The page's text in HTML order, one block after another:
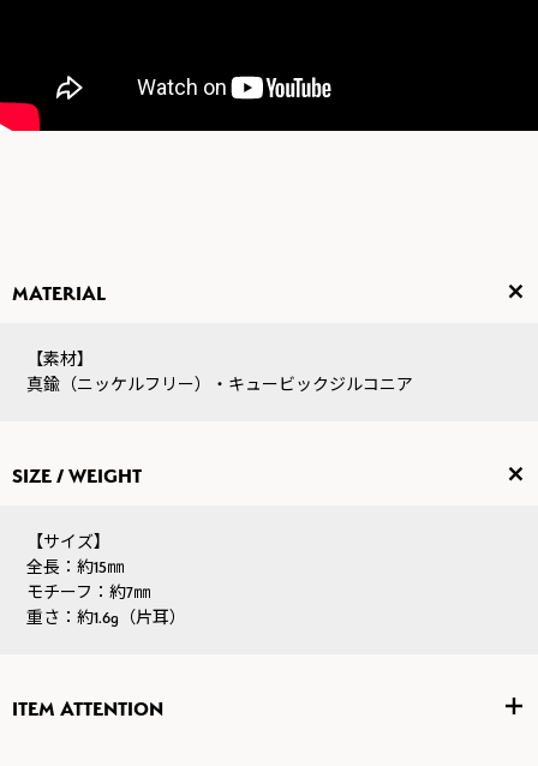
MATERIAL
【素材】
真鍮（ニッケルフリー）・キュービックジルコニア
SIZE / WEIGHT
【サイズ】
全長：約15㎜
モチーフ：約7㎜
重さ：約1.6g（片耳）
ITEM ATTENTION